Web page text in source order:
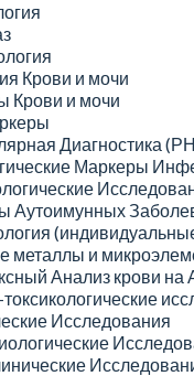
Крови и мочи
Крови и мочи
Диагностика
Маркеры
Аутоимунных
металлы и
Анализ крови на
Исследования